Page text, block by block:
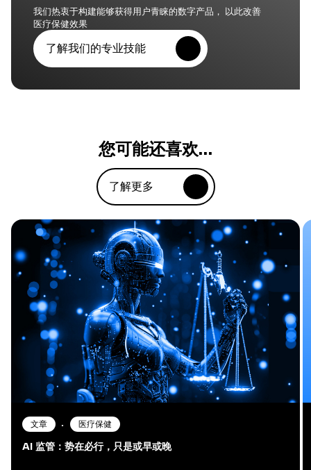
我们热衷于构建能够获得用户青睐的数字产品， 以此改善
医疗保健效果
了解我们的专业技能
您可能还喜欢…
了解更多
文章 • 医疗保健
AI 监管：势在必行，只是或早或晚